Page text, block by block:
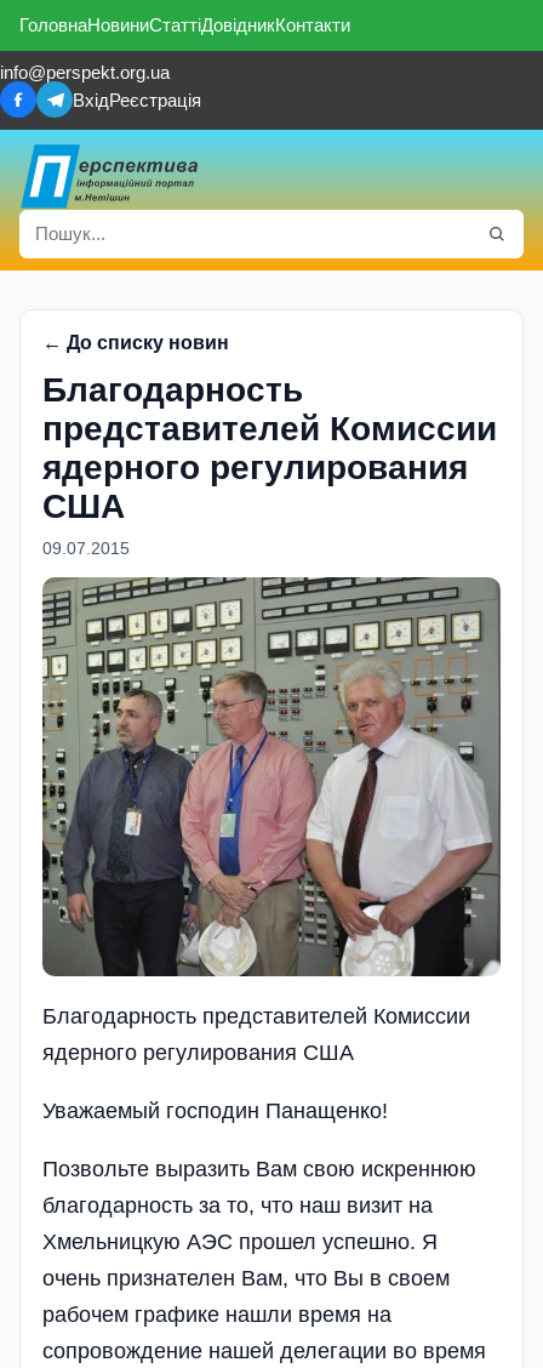
ГоловнаНовиниСтаттіДовідникКонтакти
info@perspekt.org.ua
ВхідРеєстрація
← До списку новин
Благодарность
представителей Комиссии
ядерного регулирования
США
09.07.2015
Благодарность представителей Комиссии
ядерного регулирования США
Уважаемый господин Панащенко!
Позвольте выразить Вам свою искреннюю
благодарность за то, что наш визит на
Хмельницкую АЭС прошел успешно. Я
очень признателен Вам, что Вы в своем
рабочем графике нашли время на
сопровождение нашей делегации во время